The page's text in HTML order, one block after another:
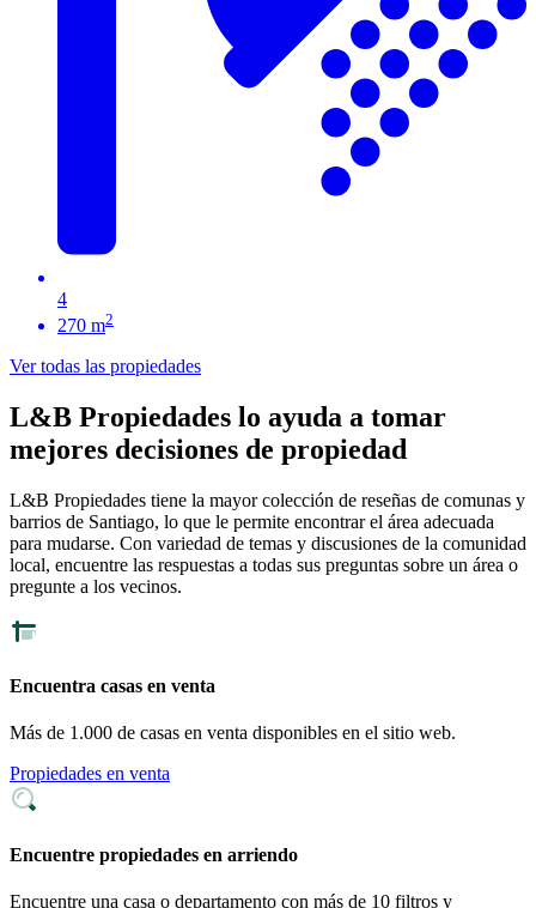
4
270 m2
Ver todas las propiedades
L&B Propiedades lo ayuda a tomar
mejores decisiones de propiedad
L&B Propiedades tiene la mayor colección de reseñas de comunas y
barrios de Santiago, lo que le permite encontrar el área adecuada
para mudarse. Con variedad de temas y discusiones de la comunidad
local, encuentre las respuestas a todas sus preguntas sobre un área o
pregunte a los vecinos.
Encuentra casas en venta
Más de 1.000 de casas en venta disponibles en el sitio web.
Propiedades en venta
Encuentre propiedades en arriendo
Encuentre una casa o departamento con más de 10 filtros y